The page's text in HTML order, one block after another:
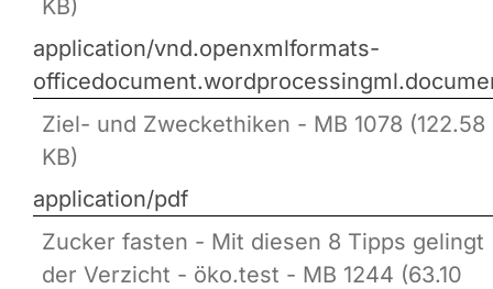
KB)
application/vnd.openxmlformats-
Ziel- und Zweckethiken - MB 1078 (122.58
KB)
application/pdf
Zucker fasten - Mit diesen 8 Tipps gelingt
der Verzicht - öko.test - MB 1244 (63.10